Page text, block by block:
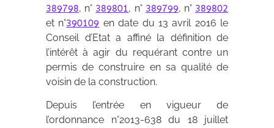
389798, n° 389801, n° 389799, n° 389802
et n°390109 en date du 13 avril 2016 le
Conseil d’Etat a affiné la définition de
l’intérêt à agir du requérant contre un
permis de construire en sa qualité de
voisin de la construction.
Depuis l’entrée en vigueur de
l’ordonnance n°2013-638 du 18 juillet